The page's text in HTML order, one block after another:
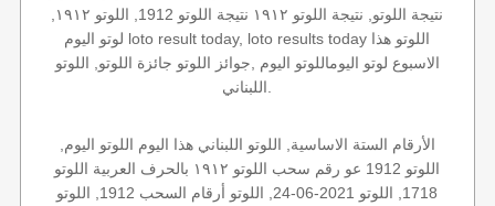
لوتو اليوم loto result today, loto results today اللوتو هذا
الاسبوع لوتو اليوماللوتو اليوم ,جوائز اللوتو جائزة اللوتو, اللوتو
الأرقام الستة الاساسية, اللوتو اللبناني هذا اليوم اللوتو اليوم,
اللوتو 1912 عو رقم سحب اللوتو ١٩١٢ بالحرف العربية اللوتو
1718, اللوتو 2021-06-24, اللوتو أرقام السحب 1912, اللوتو